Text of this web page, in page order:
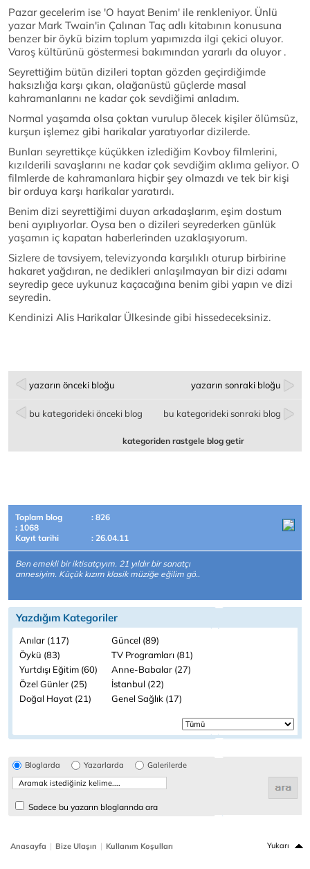
Pazar gecelerim ise 'O hayat Benim' ile renkleniyor. Ünlü
yazar Mark Twain'in Çalınan Taç adlı kitabının konusuna
benzer bir öykü bizim toplum yapımızda ilgi çekici oluyor.
Varoş kültürünü göstermesi bakımından yararlı da oluyor .
Seyrettiğim bütün dizileri toptan gözden geçirdiğimde
haksızlığa karşı çıkan, olağanüstü güçlerde masal
kahramanlarını ne kadar çok sevdiğimi anladım.
Normal yaşamda olsa çoktan vurulup ölecek kişiler ölümsüz,
kurşun işlemez gibi harikalar yaratıyorlar dizilerde.
Bunları seyrettikçe küçükken izlediğim Kovboy filmlerini,
kızılderili savaşlarını ne kadar çok sevdiğim aklıma geliyor. O
filmlerde de kahramanlara hiçbir şey olmazdı ve tek bir kişi
bir orduya karşı harikalar yaratırdı.
Benim dizi seyrettiğimi duyan arkadaşlarım, eşim dostum
beni ayıplıyorlar. Oysa ben o dizileri seyrederken günlük
yaşamın iç kapatan haberlerinden uzaklaşıyorum.
Sizlere de tavsiyem, televizyonda karşılıklı oturup birbirine
hakaret yağdıran, ne dedikleri anlaşılmayan bir dizi adamı
seyredip gece uykunuz kaçacağına benim gibi yapın ve dizi
seyredin.
Kendinizi Alis Harikalar Ülkesinde gibi hissedeceksiniz.
yazarın önceki bloğu yazarın sonraki bloğu
bu kategorideki önceki blog bu kategorideki sonraki blog
kategoriden rastgele blog getir
Toplam blog
: 826
: 1068
Kayıt tarihi
: 26.04.11
Ben emekli bir iktisatçıyım. 21 yıldır bir sanatçı
annesiyim. Küçük kızım klasik müziğe eğilim gö..
Yazdığım Kategoriler
Anılar (117)
Güncel (89)
Öykü (83)
TV Programları (81)
Yurtdışı Eğitim (60)
Anne-Babalar (27)
Özel Günler (25)
İstanbul (22)
Doğal Hayat (21)
Genel Sağlık (17)
Bloglarda Yazarlarda Galerilerde
Sadece bu yazarın bloglarında ara
Anasayfa | Bize Ulaşın | Kullanım Koşulları Yukarı